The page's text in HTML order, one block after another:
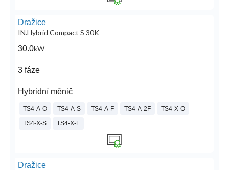
Dražice
IN.Hybrid Compact S 30K
30.0kW
3 fáze
Hybridní měnič
TS4-A-O TS4-A-S TS4-A-F TS4-A-2F TS4-X-O
TS4-X-S TS4-X-F
Dražice